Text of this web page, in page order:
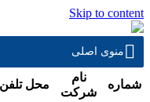
Skip to content
منوی اصلی
شماره
نام
شرکت
محل تلفن